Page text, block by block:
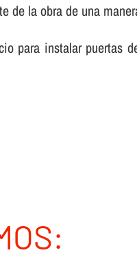
de la obra de una
para instalar puertas